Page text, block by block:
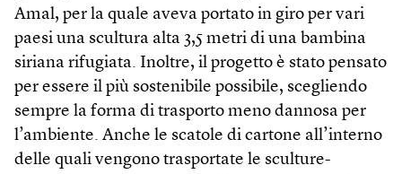
Amal, per la quale aveva portato in giro per vari
paesi una scultura alta 3,5 metri di una bambina
siriana rifugiata. Inoltre, il progetto è stato pensato
per essere il più sostenibile possibile, scegliendo
sempre la forma di trasporto meno dannosa per
l’ambiente. Anche le scatole di cartone all’interno
delle quali vengono trasportate le sculture-